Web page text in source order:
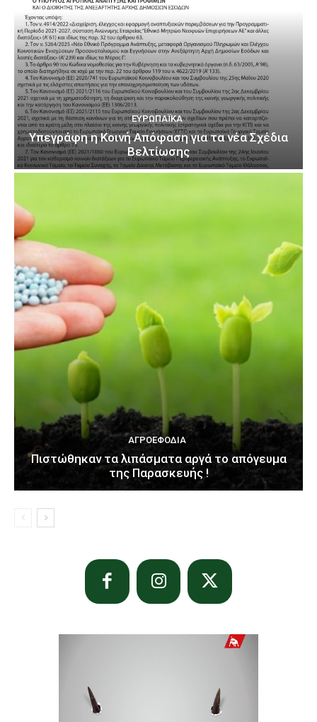
ΕΥΡΩΠΑΪΚΆ
Υπεγράφη η Κοινή Απόφαση για τα νέα Σχέδια
Βελτίωσης
ΑΓΡΟΕΦΌΔΙΑ
Πιστώθηκαν τα λιπάσματα αργά το απόγευμα
της Παρασκευής !